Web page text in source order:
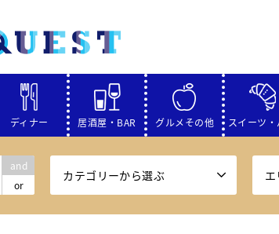
ディナー 居酒屋・BAR グルメその他 スイーツ
and
or
カテゴリーから選ぶ